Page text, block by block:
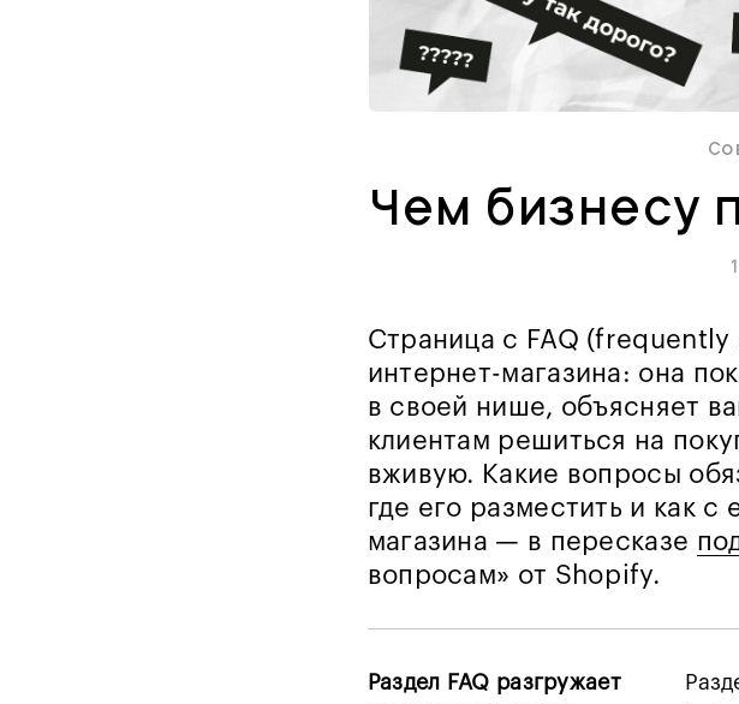
Чем бизнесу
Страница с FAQ
интернет-магазина: она
в своей нише, объясняет
клиентам решиться на
вживую. Какие вопросы
где его разместить и как
магазина — в пересказе
вопросам» от Shopify.
Раздел FAQ разгружает